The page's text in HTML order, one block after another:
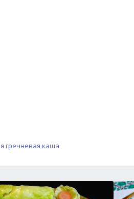
гречневая каша